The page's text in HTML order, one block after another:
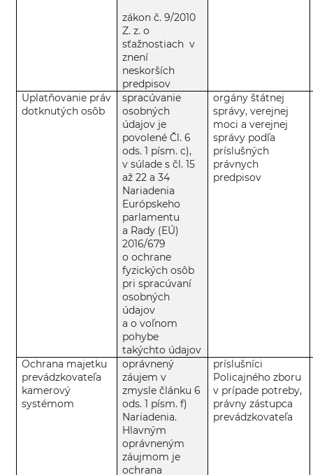
zákon č. 9/2010
Z. z. o
sťažnostiach v
znení
neskorších
predpisov
Uplatňovanie práv
dotknutých osôb
spracúvanie
osobných
údajov je
povolené Čl. 6
ods. 1 písm. c),
v súlade s čl. 15
až 22 a 34
Nariadenia
Európskeho
parlamentu
a Rady (EÚ)
2016/679
o ochrane
fyzických osôb
pri spracúvaní
osobných
údajov
a o voľnom
pohybe
takýchto údajov
orgány štátnej
správy, verejnej
moci a verejnej
správy podľa
príslušných
právnych
predpisov
Ochrana majetku
prevádzkovateľa
kamerový
systémom
oprávnený
záujem v
zmysle článku 6
ods. 1 písm. f)
Nariadenia.
Hlavným
oprávneným
záujmom je
ochrana
príslušníci
Policajného zboru
v prípade potreby,
právny zástupca
prevádzkovateľa